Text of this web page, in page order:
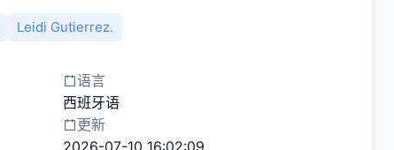
Leidi Gutierrez.
语言
西班牙语
更新
2026-07-10 16:02:09